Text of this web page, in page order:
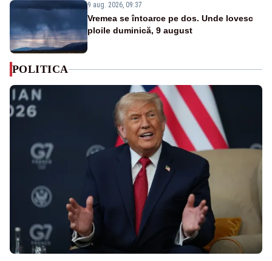
9 aug. 2026, 09:37
Vremea se întoarce pe dos. Unde lovesc
ploile duminică, 9 august
POLITICA